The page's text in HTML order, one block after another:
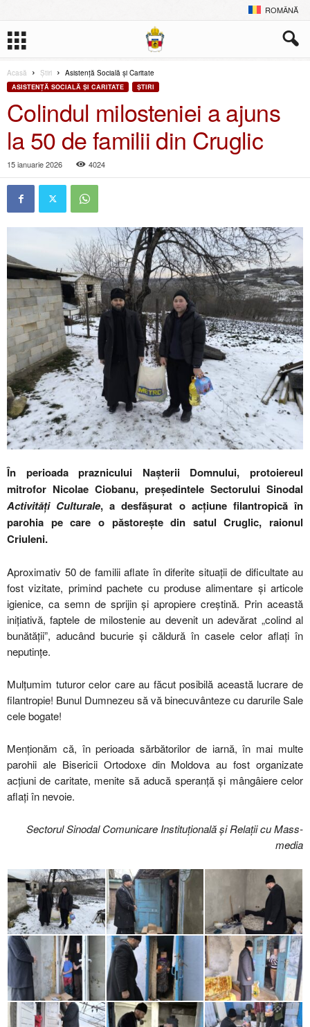
ROMÂNĂ
Acasă Ştiri Asistență Socială și Caritate
ASISTENȚĂ SOCIALĂ ȘI CARITATE ŞTIRI
Colindul milosteniei a ajuns
la 50 de familii din Cruglic
15 ianuarie 2026 4024
În perioada praznicului Nașterii Domnului, protoiereul
mitrofor Nicolae Ciobanu, președintele Sectorului Sinodal
Activități Culturale, a desfășurat o acțiune filantropică în
parohia pe care o păstorește din satul Cruglic, raionul
Criuleni.
Aproximativ 50 de familii aflate în diferite situații de dificultate au
fost vizitate, primind pachete cu produse alimentare și articole
igienice, ca semn de sprijin și apropiere creștină. Prin această
inițiativă, faptele de milostenie au devenit un adevărat „colind al
bunătății”, aducând bucurie și căldură în casele celor aflați în
neputințe.
Mulțumim tuturor celor care au făcut posibilă această lucrare de
filantropie! Bunul Dumnezeu să vă binecuvânteze cu darurile Sale
cele bogate!
Menționăm că, în perioada sărbătorilor de iarnă, în mai multe
parohii ale Bisericii Ortodoxe din Moldova au fost organizate
acțiuni de caritate, menite să aducă speranță și mângâiere celor
aflați în nevoie.
Sectorul Sinodal Comunicare Instituțională și Relații cu Mass-
media